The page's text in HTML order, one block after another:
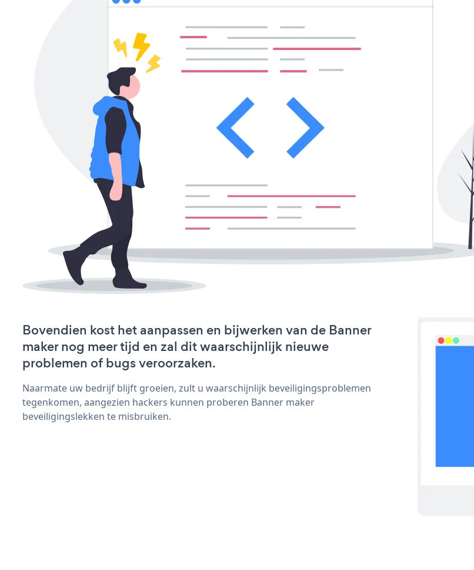
Bovendien kost het aanpassen en bijwerken van de Banner
maker nog meer tijd en zal dit waarschijnlijk nieuwe
problemen of bugs veroorzaken.
Naarmate uw bedrijf blijft groeien, zult u waarschijnlijk beveiligingsproblemen
tegenkomen, aangezien hackers kunnen proberen Banner maker
beveiligingslekken te misbruiken.